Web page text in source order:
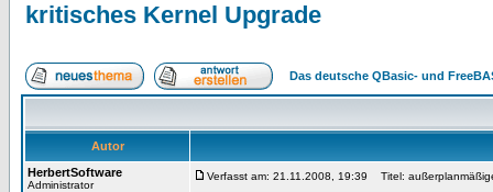
kritisches Kernel Upgrade
Das deutsche QBasic- und
Autor
HerbertSoftware
Administrator
Verfasst am: 21.11.2008, 19:39 Titel: